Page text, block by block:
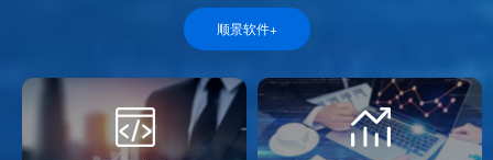
顺景软件+